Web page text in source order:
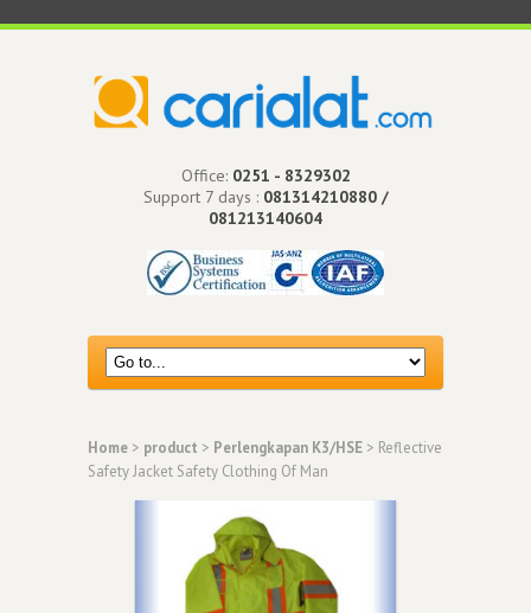
Office: 0251 - 8329302
Support 7 days : 081314210880 /
081213140604
Home > product > Perlengkapan K3/HSE > Reflective
Safety Jacket Safety Clothing Of Man